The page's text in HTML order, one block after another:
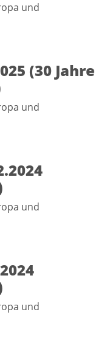
und
(30 Jahre
und
und
und